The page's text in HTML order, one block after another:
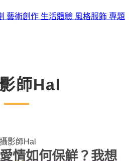
藝術創作 生活體驗 風格服飾 專題
師Hal
攝影師Hal
愛情如何保鮮？我想